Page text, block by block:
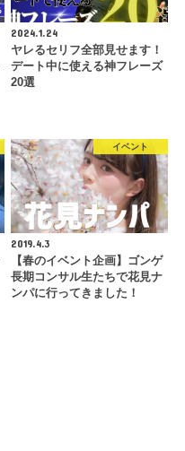
2024.1.24
ヤレるセリフ全部見せます！
デート中に使える神フレーズ
20選
イベント
2019.4.3
【春のイベント企画】ゴンゲ
長期コンサル生たちで花見ナ
ンパに行ってきました！